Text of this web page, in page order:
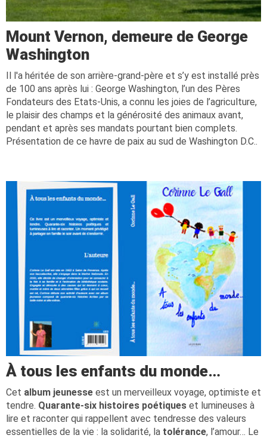
Mount Vernon, demeure de George
Washington
Il l'a héritée de son arrière-grand-père et s’y est installé près
de 100 ans après lui : George Washington, l’un des Pères
Fondateurs des Etats-Unis, a connu les joies de l’agriculture,
le plaisir des champs et la générosité des animaux avant,
pendant et après ses mandats pourtant bien complets.
Présentation de ce havre de paix au sud de Washington D.C..
À tous les enfants du monde…
Cet album jeunesse est un merveilleux voyage, optimiste et
tendre. Quarante-six histoires poétiques et lumineuses à
lire et raconter qui rappellent avec tendresse des valeurs
essentielles de la vie : la solidarité, la tolérance, l’amour… Le